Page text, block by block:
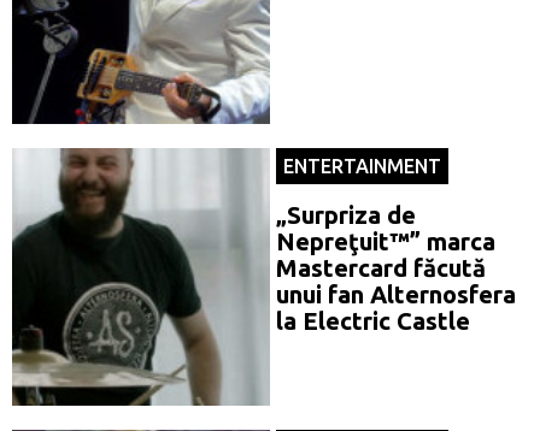
ENTERTAINMENT
„Surpriza de
Nepreţuit™” marca
Mastercard făcută
unui fan Alternosfera
la Electric Castle